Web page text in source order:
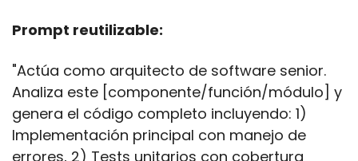
Prompt reutilizable:
"Actúa como arquitecto de software senior.
Analiza este [componente/función/módulo] y
genera el código completo incluyendo: 1)
Implementación principal con manejo de
errores, 2) Tests unitarios con cobertura